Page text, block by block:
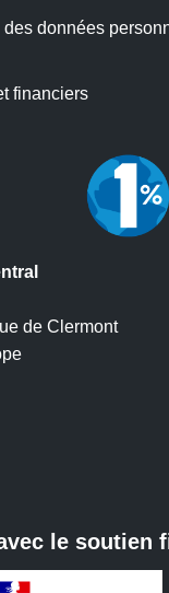
données
financiers
de Clermont
le soutien